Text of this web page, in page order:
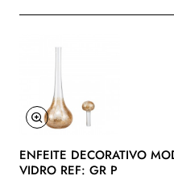
ENFEITE DECORATIVO
VIDRO REF: GR P